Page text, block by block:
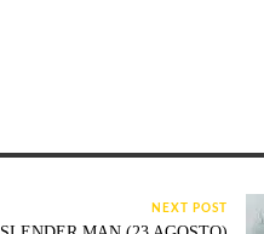
NEXT POST